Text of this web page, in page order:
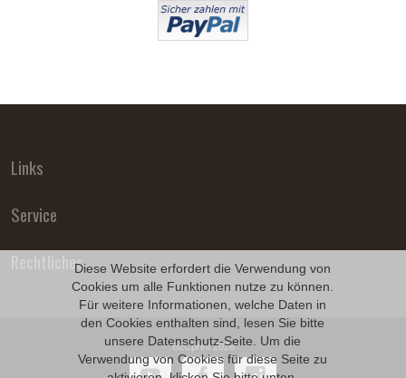
Diese Website erfordert die Verwendung von
Cookies um alle Funktionen nutze zu können.
Für weitere Informationen, welche Daten in
den Cookies enthalten sind, lesen Sie bitte
unsere Datenschutz-Seite. Um die
Verwendung von Cookies für diese Seite zu
Links
Service
Rechtliches
B2Cprint 2026